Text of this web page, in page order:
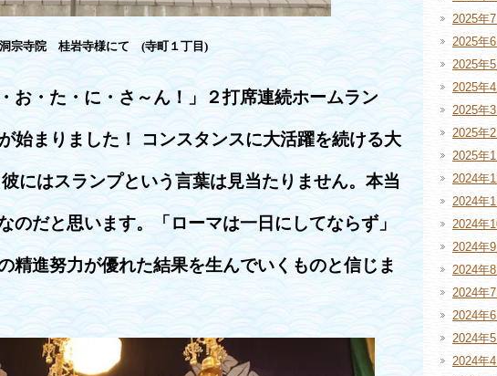
宗寺院 桂岩寺様にて (寺町１丁目)
お・た・に・さ～ん！」２打席連続ホームラン
始まりました！ コンスタンスに大活躍を続ける大
にはスランプという言葉は見当たりません。本当
のだと思います。「ローマは一日にしてならず」
精進努力が優れた結果を生んでいくものと信じま
2025年7
2025年6
2025年5
2025年4
2025年3
2025年2
2025年1
2024年
2024年
2024年
2024年9
2024年8
2024年7
2024年6
2024年5
2024年4